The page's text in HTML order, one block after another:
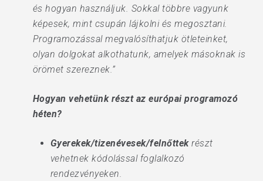
és hogyan használjuk. Sokkal többre vagyunk
képesek, mint csupán lájkolni és megosztani.
Programozással megvalósíthatjuk ötleteinket,
olyan dolgokat alkothatunk, amelyek másoknak is
örömet szereznek.”
Hogyan vehetünk részt az európai programozó
héten?
Gyerekek/tizenévesek/felnőttekrészt
vehetnek kódolással foglalkozó
rendezvényeken.